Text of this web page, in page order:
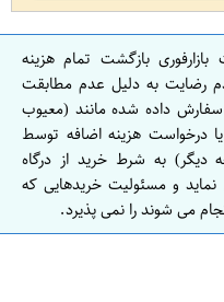
بازگشت تمام هزینه
رضایت به دلیل عدم مطابقت
سفارش داده شده مانند (معیوب
درخواست هزینه اضافه توسط
دیگر) به شرط خرید از درگاه
و مسئولیت خریدهایی که
می شوند را نمی پذیرد.